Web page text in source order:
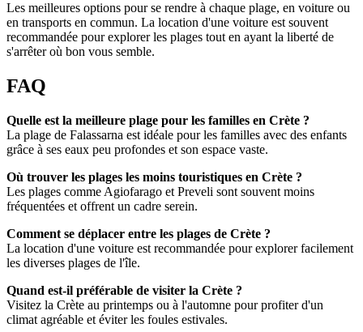
Les meilleures options pour se rendre à chaque plage, en voiture ou
en transports en commun. La location d'une voiture est souvent
recommandée pour explorer les plages tout en ayant la liberté de
s'arrêter où bon vous semble.
FAQ
Quelle est la meilleure plage pour les familles en Crète ?
La plage de Falassarna est idéale pour les familles avec des enfants
grâce à ses eaux peu profondes et son espace vaste.
Où trouver les plages les moins touristiques en Crète ?
Les plages comme Agiofarago et Preveli sont souvent moins
fréquentées et offrent un cadre serein.
Comment se déplacer entre les plages de Crète ?
La location d'une voiture est recommandée pour explorer facilement
les diverses plages de l'île.
Quand est-il préférable de visiter la Crète ?
Visitez la Crète au printemps ou à l'automne pour profiter d'un
climat agréable et éviter les foules estivales.